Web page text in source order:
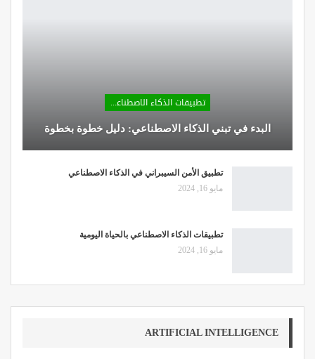
تطبيقات الذكاء الاصطناعي
البدء في تبني الذكاء الاصطناعي: دليل خطوة بخطوة
تطبيق الأمن السيبراني في الذكاء الاصطناعي
مايو 16, 2024
تطبيقات الذكاء الاصطناعي بالحياة اليومية
مايو 16, 2024
ARTIFICIAL INTELLIGENCE